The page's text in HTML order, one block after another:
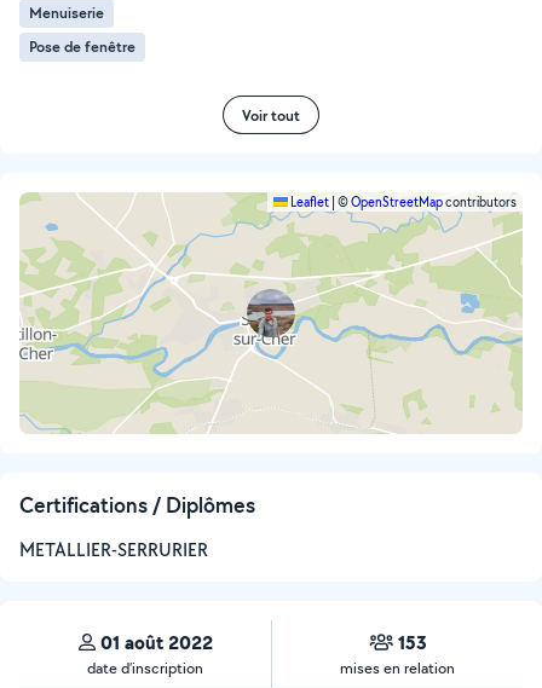
Menuiserie
Pose de fenêtre
Voir tout
Leaflet ©OpenStreetMapcontributors
Certifications / Diplômes
METALLIER-SERRURIER
01 août 2022
date d’inscription
153
mises en relation